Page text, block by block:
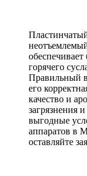
горячего
Правильный
его
качество и
загрязнения
выгодные
аппаратов в
оставляйте